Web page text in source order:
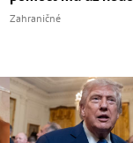
Zahraničné